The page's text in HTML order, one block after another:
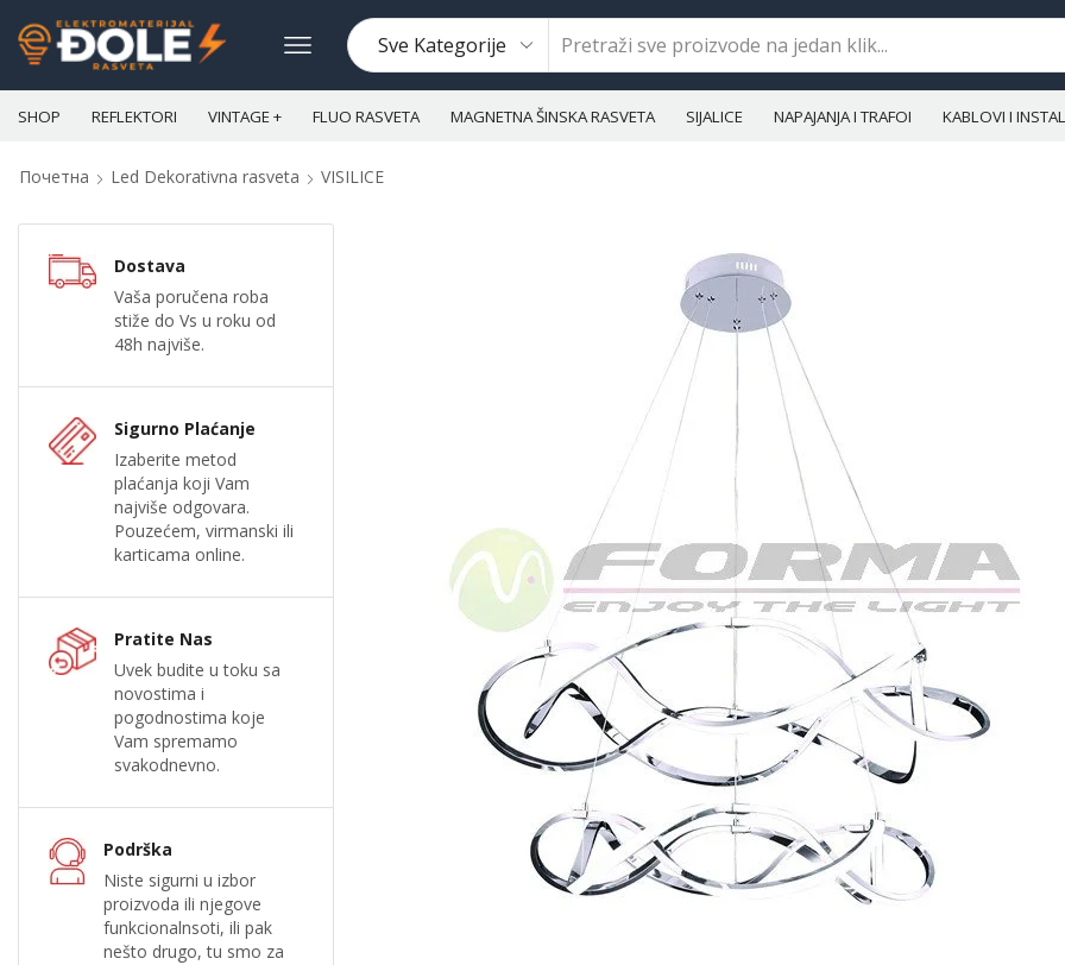
SHOP REFLEKTORI VINTAGE + FLUO RASVETA MAGNETNA ŠINSKA RASVETA SIJALICE NAPAJANJA I TRAFOI KABLOVI I
Почетна Led Dekorativna rasveta VISILICE
Dostava
Vaša poručena roba
stiže do Vs u roku od
48h najviše.
Sigurno Plaćanje
Izaberite metod
plaćanja koji Vam
najviše odgovara.
Pouzećem, virmanski ili
karticama online.
Pratite Nas
Uvek budite u toku sa
novostima i
pogodnostima koje
Vam spremamo
svakodnevno.
Podrška
Niste sigurni u izbor
proizvoda ili njegove
funkcionalnsoti, ili pak
nešto drugo, tu smo za